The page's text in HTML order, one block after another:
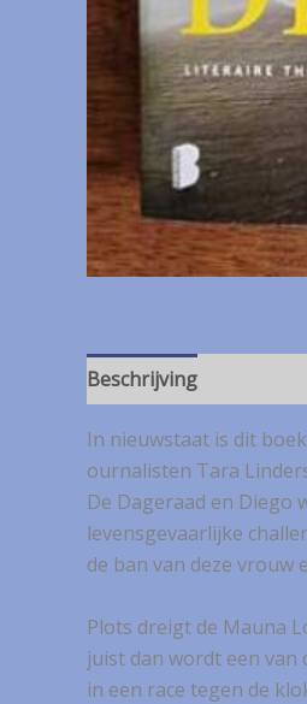
Beschrijving
In nieuwstaat is dit
ournalisten Tara
De Dageraad en Diego
levensgevaarlijke
de ban van deze vrouw
Plots dreigt de Mauna
juist dan wordt een
in een race tegen de